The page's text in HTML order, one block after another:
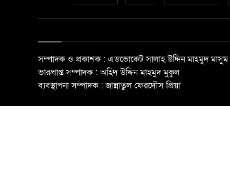
সম্পাদক ও প্রকাশক : এডভোকেট সালাহ উদ্দিন মাহমুদ মাসুম
ভারপ্রাপ্ত সম্পাদক : অহিদ উদ্দিন মাহমুদ মুকুল
ব্যবস্থাপনা সম্পাদক : জান্নাতুল ফেরদৌস প্রিয়া